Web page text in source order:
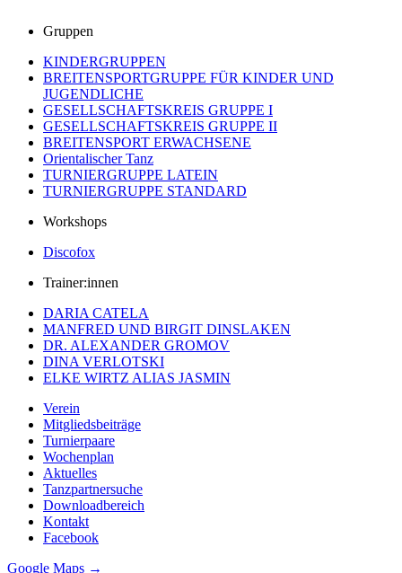
Gruppen
KINDERGRUPPEN
BREITENSPORTGRUPPE FÜR KINDER UND
JUGENDLICHE
GESELLSCHAFTSKREIS GRUPPE I
GESELLSCHAFTSKREIS GRUPPE II
BREITENSPORT ERWACHSENE
Orientalischer Tanz
TURNIERGRUPPE LATEIN
TURNIERGRUPPE STANDARD
Workshops
Discofox
Trainer:innen
DARIA CATELA
MANFRED UND BIRGIT DINSLAKEN
DR. ALEXANDER GROMOV
DINA VERLOTSKI
ELKE WIRTZ ALIAS JASMIN
Verein
Mitgliedsbeiträge
Turnierpaare
Wochenplan
Aktuelles
Tanzpartnersuche
Downloadbereich
Kontakt
Facebook
Google Maps →